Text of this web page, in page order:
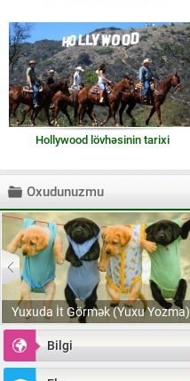
Hollywood lövhəsinin tarixi
Oxudunuzmu
Yuxuda İt Görmək (Yuxu Yozma)
Bilgi